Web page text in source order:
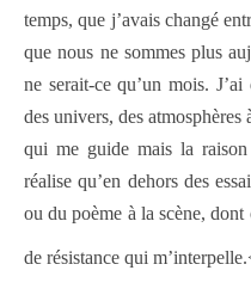
temps, que j’avais changé
que nous ne sommes plus
ne serait-ce qu’un mois.
des univers, des
qui me guide mais la
réalise qu’en dehors des
ou du poème à la scène,
de résistance qui